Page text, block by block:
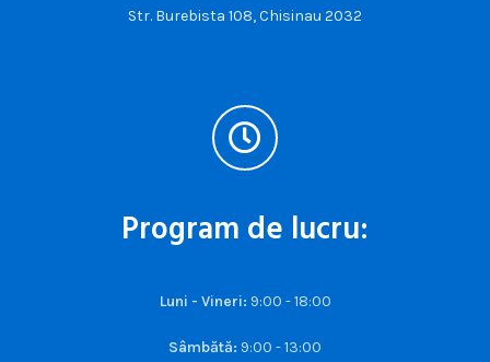
Str. Burebista 108, Chisinau 2032
Program de lucru:
Luni - Vineri: 9:00 - 18:00
Sâmbătă: 9:00 - 13:00